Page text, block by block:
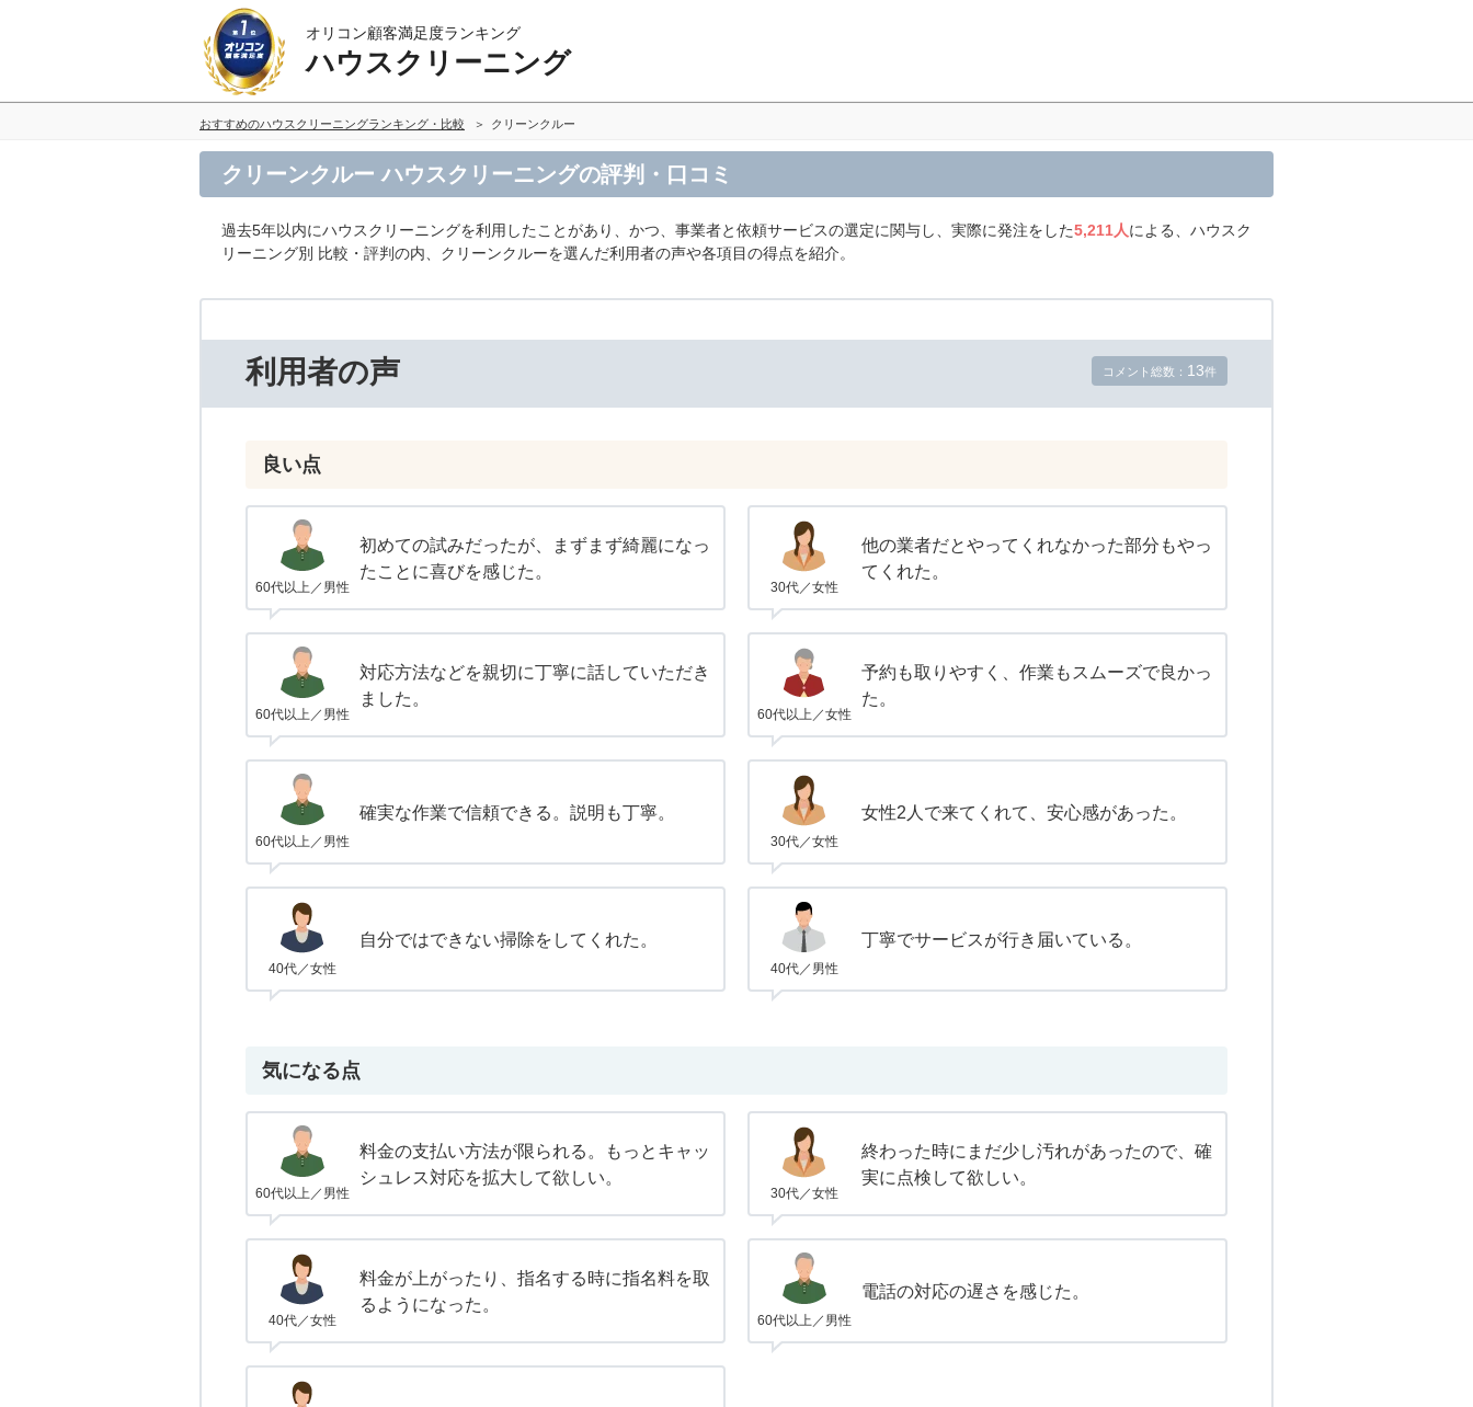
オリコン顧客満足度ランキング
ハウスクリーニング
おすすめのハウスクリーニングランキング・比較 クリーンクルー
クリーンクルー ハウスクリーニングの評判・口コミ
過去5年以内にハウスクリーニングを利用したことがあり、かつ、事業者と依頼サービスの選定に関与し、実際に発注をした5,211人による、ハウスク
リーニング別 比較・評判の内、クリーンクルーを選んだ利用者の声や各項目の得点を紹介。
利用者の声 コメント総数： 13件
良い点
60代以上／男性
初めての試みだったが、まずまず綺麗になっ
たことに喜びを感じた。
30代／女性
他の業者だとやってくれなかった部分もやっ
てくれた。
60代以上／男性
対応方法などを親切に丁寧に話していただき
ました。
60代以上／女性
予約も取りやすく、作業もスムーズで良かっ
た。
60代以上／男性
確実な作業で信頼できる。説明も丁寧。
30代／女性
女性2人で来てくれて、安心感があった。
40代／女性
自分ではできない掃除をしてくれた。
40代／男性
丁寧でサービスが行き届いている。
気になる点
60代以上／男性
料金の支払い方法が限られる。もっとキャッ
シュレス対応を拡大して欲しい。
30代／女性
終わった時にまだ少し汚れがあったので、確
実に点検して欲しい。
40代／女性
料金が上がったり、指名する時に指名料を取
るようになった。
60代以上／男性
電話の対応の遅さを感じた。